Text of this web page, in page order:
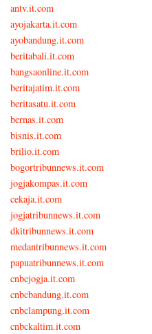
antv.it.com
ayojakarta.it.com
ayobandung.it.com
beritabali.it.com
bangsaonline.it.com
beritajatim.it.com
beritasatu.it.com
bernas.it.com
bisnis.it.com
brilio.it.com
bogortribunnews.it.com
jogjakompas.it.com
cekaja.it.com
jogjatribunnews.it.com
dkitribunnews.it.com
medantribunnews.it.com
papuatribunnews.it.com
cnbcjogja.it.com
cnbcbandung.it.com
cnbclampung.it.com
cnbckaltim.it.com